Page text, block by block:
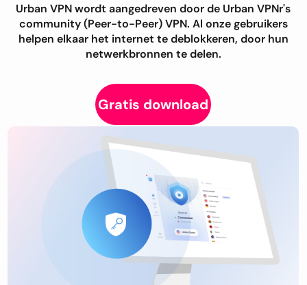
Urban VPN wordt aangedreven door de Urban VPNr's
community (Peer-to-Peer) VPN. Al onze gebruikers
helpen elkaar het internet te deblokkeren, door hun
netwerkbronnen te delen.
Gratis download